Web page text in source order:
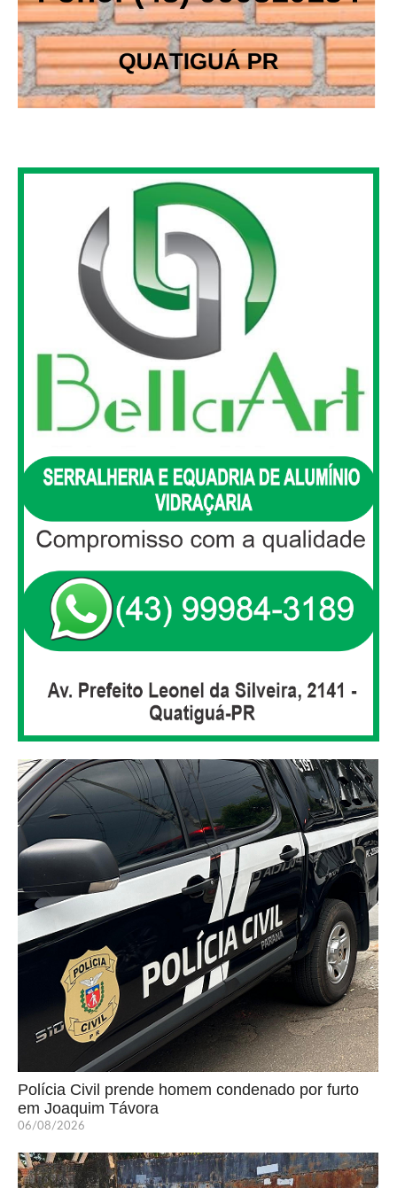
Polícia Civil prende homem condenado por furto
em Joaquim Távora
06/08/2026